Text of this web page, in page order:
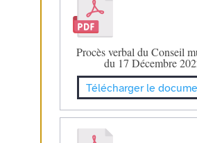
Procès verbal du Conseil
du 17 Décembre
Télécharger le